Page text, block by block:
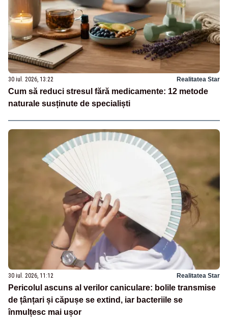
30 iul. 2026, 13:22 Realitatea Star
Cum să reduci stresul fără medicamente: 12 metode
naturale susținute de specialiști
30 iul. 2026, 11:12 Realitatea Star
Pericolul ascuns al verilor caniculare: bolile transmise
de țânțari și căpușe se extind, iar bacteriile se
înmulțesc mai ușor